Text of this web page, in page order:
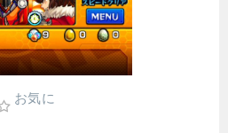
お気に